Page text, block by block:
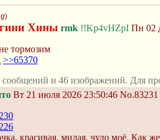
)
Хины rmk !!Kp4vHZpI Пн 02
тормозим
>>65370
и 46 изображений. Для
Вт 21 июля 2026 23:50:46 No.83231
красивая, милая, чудо моё. Как